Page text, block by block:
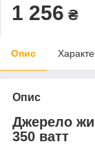
1 256 ₴
Опис
Опис
Джерело
350 ватт